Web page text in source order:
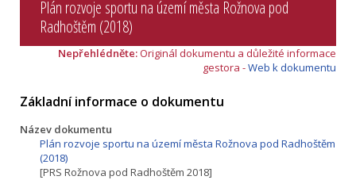
Plán rozvoje sportu na území města Rožnova pod
Radhoštěm (2018)
Nepřehlédněte:Originál dokumentu a důležité informace
gestora -Web k dokumentu
Základní informace o dokumentu
Název dokumentu
Plán rozvoje sportu na území města Rožnova pod Radhoštěm
(2018)
[PRS Rožnova pod Radhoštěm 2018]